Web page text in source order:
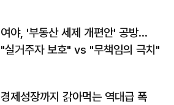
여야, '부동산 세제 개편안' 공방…
"실거주자 보호" vs "무책임의 극치"
경제성장까지 갉아먹는 역대급 폭